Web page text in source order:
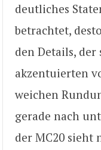
deutliches
betrachtet,
den Details,
akzentuierten
weichen
gerade nach
der MC20 sieht